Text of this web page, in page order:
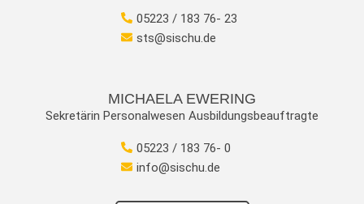
05223 / 183 76- 23
sts@sischu.de
MICHAELA EWERING
Sekretärin Personalwesen Ausbildungsbeauftragte
05223 / 183 76- 0
info@sischu.de